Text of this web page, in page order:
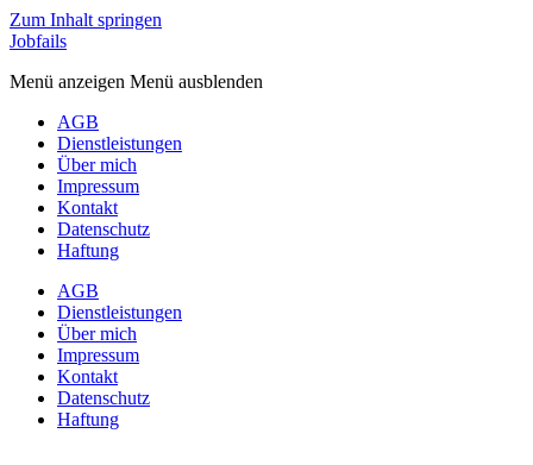
Zum Inhalt springen
Jobfails
Menü anzeigen Menü ausblenden
AGB
Dienstleistungen
Über mich
Impressum
Kontakt
Datenschutz
Haftung
AGB
Dienstleistungen
Über mich
Impressum
Kontakt
Datenschutz
Haftung